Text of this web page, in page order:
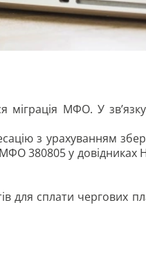
міграція МФО. У
з урахуванням
380805 у довідниках
для сплати чергових